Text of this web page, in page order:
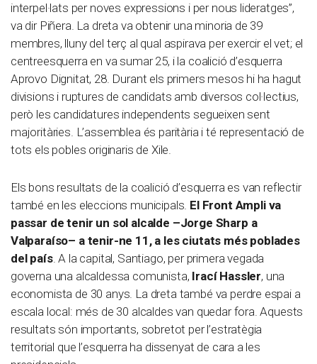
interpel·lats per noves expressions i per nous lideratges”,
va dir Piñera. La dreta va obtenir una minoria de 39
membres, lluny del terç al qual aspirava per exercir el vet; el
centreesquerra en va sumar 25, i la coalició d’esquerra
Aprovo Dignitat, 28. Durant els primers mesos hi ha hagut
divisions i ruptures de candidats amb diversos col·lectius,
però les candidatures independents segueixen sent
majoritàries. L’assemblea és paritària i té representació de
tots els pobles originaris de Xile.
Els bons resultats de la coalició d’esquerra es van reflectir
també en les eleccions municipals. El Front Ampli va
passar de tenir un sol alcalde –Jorge Sharp a
Valparaíso– a tenir-ne 11, a les ciutats més poblades
del país. A la capital, Santiago, per primera vegada
governa una alcaldessa comunista, Irací Hassler, una
economista de 30 anys. La dreta també va perdre espai a
escala local: més de 30 alcaldes van quedar fora. Aquests
resultats són importants, sobretot per l’estratègia
territorial que l’esquerra ha dissenyat de cara a les